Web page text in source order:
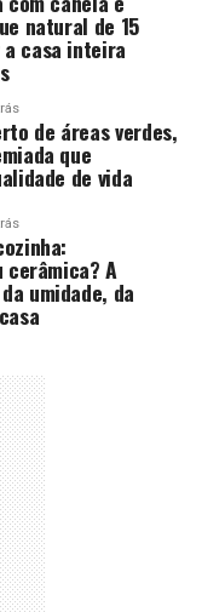
natural de 15
casa inteira
de áreas verdes,
que
de vida
A
umidade, da